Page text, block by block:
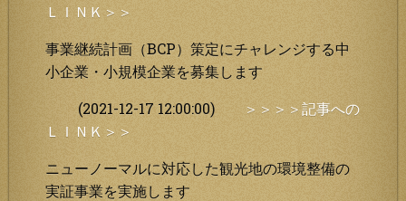
ＬＩＮＫ＞＞
事業継続計画（BCP）策定にチャレンジする中
小企業・小規模企業を募集します
(2021-12-17 12:00:00)
＞＞＞＞記事への
ＬＩＮＫ＞＞
ニューノーマルに対応した観光地の環境整備の
実証事業を実施します